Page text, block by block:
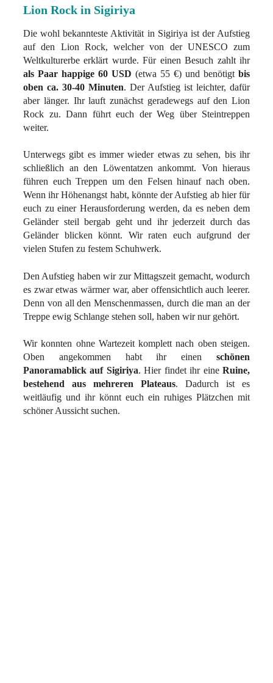
Lion Rock in Sigiriya
Die wohl bekannteste Aktivität in Sigiriya ist der Aufstieg
auf den Lion Rock, welcher von der UNESCO zum
Weltkulturerbe erklärt wurde. Für einen Besuch zahlt ihr
als Paar happige 60 USD (etwa 55 €) und benötigt bis
oben ca. 30-40 Minuten. Der Aufstieg ist leichter, dafür
aber länger. Ihr lauft zunächst geradewegs auf den Lion
Rock zu. Dann führt euch der Weg über Steintreppen
weiter.
Unterwegs gibt es immer wieder etwas zu sehen, bis ihr
schließlich an den Löwentatzen ankommt. Von hieraus
führen euch Treppen um den Felsen hinauf nach oben.
Wenn ihr Höhenangst habt, könnte der Aufstieg ab hier für
euch zu einer Herausforderung werden, da es neben dem
Geländer steil bergab geht und ihr jederzeit durch das
Geländer blicken könnt. Wir raten euch aufgrund der
vielen Stufen zu festem Schuhwerk.
Den Aufstieg haben wir zur Mittagszeit gemacht, wodurch
es zwar etwas wärmer war, aber offensichtlich auch leerer.
Denn von all den Menschenmassen, durch die man an der
Treppe ewig Schlange stehen soll, haben wir nur gehört.
Wir konnten ohne Wartezeit komplett nach oben steigen.
Oben angekommen habt ihr einen schönen
Panoramablick auf Sigiriya. Hier findet ihr eineRuine,
bestehend aus mehreren Plateaus. Dadurch ist es
weitläufig und ihr könnt euch ein ruhiges Plätzchen mit
schöner Aussicht suchen.